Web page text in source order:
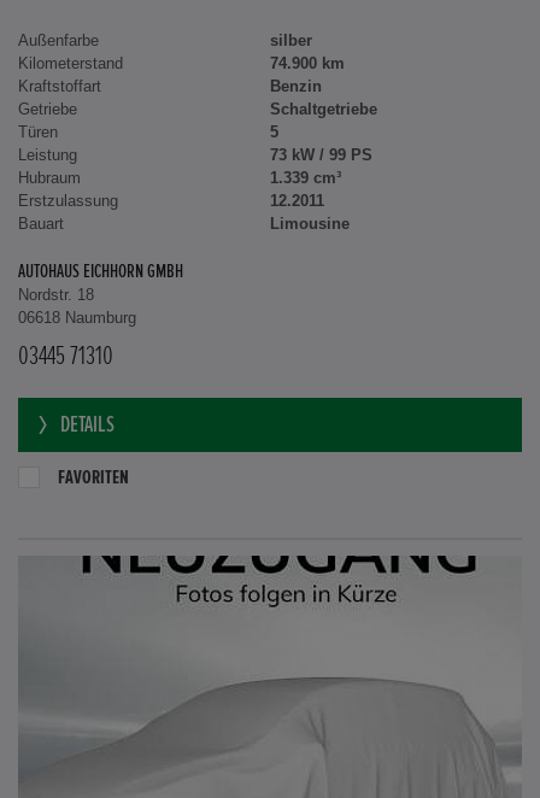
Außenfarbe
silber
Kilometerstand
74.900 km
Kraftstoffart
Benzin
Getriebe
Schaltgetriebe
Türen
5
Leistung
73 kW / 99 PS
Hubraum
1.339 cm³
Erstzulassung
12.2011
Bauart
Limousine
AUTOHAUS EICHHORN GMBH
Nordstr. 18
06618 Naumburg
03445 71310
DETAILS
FAVORITEN